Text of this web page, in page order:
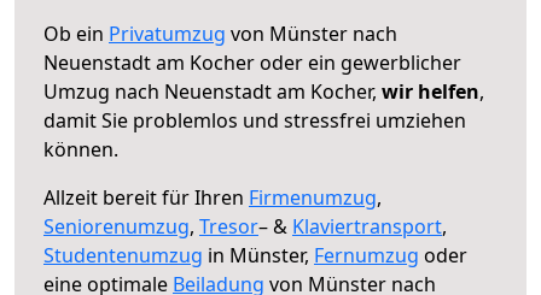
Ob ein Privatumzug von Münster nach
Neuenstadt am Kocher oder ein gewerblicher
Umzug nach Neuenstadt am Kocher, wir helfen,
damit Sie problemlos und stressfrei umziehen
können.
Allzeit bereit für Ihren Firmenumzug,
Seniorenumzug, Tresor– & Klaviertransport,
Studentenumzug in Münster, Fernumzug oder
eine optimale Beiladung von Münster nach